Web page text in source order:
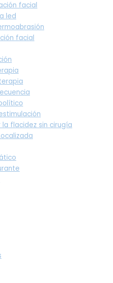
facial
led
facial
la flacidez sin cirugía